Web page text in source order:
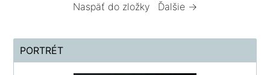
Naspäť do zložky
Ďalšie →
PORTRÉT